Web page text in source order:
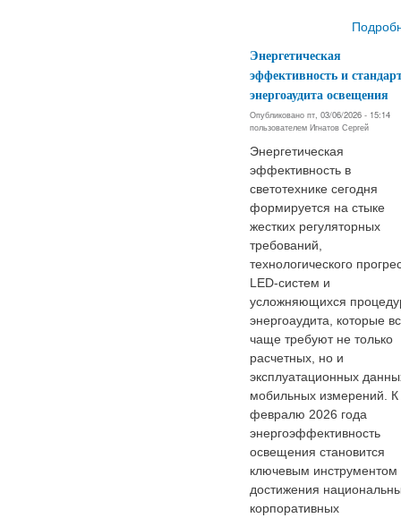
Энергетическая
эффективность и
энергоаудита освещения
Опубликовано пт, 03/06/2026 - 15:14
пользователем Игнатов Сергей
Энергетическая
эффективность в
светотехнике сегодня
формируется на стыке
жестких регуляторных
требований,
технологического
LED‑систем и
усложняющихся
энергоаудита, которые
чаще требуют не только
расчетных, но и
эксплуатационных
мобильных измерений. К
февралю 2026 года
энергоэффективность
освещения становится
ключевым инструментом
достижения
корпоративных